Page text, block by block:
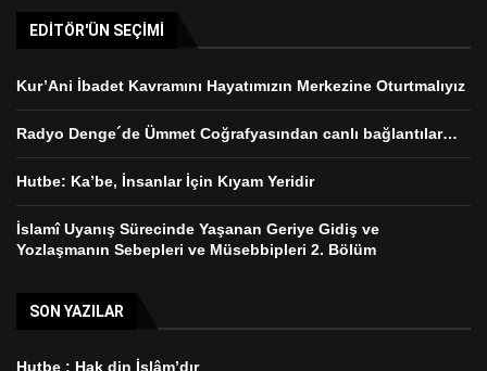
EDITÖR'ÜN SEÇIMI
Kur’Ani İbadet Kavramını Hayatımızın Merkezine Oturtmalıyız
Radyo Denge´de Ümmet Coğrafyasından canlı bağlantılar…
Hutbe: Ka’be, İnsanlar İçin Kıyam Yeridir
İslamî Uyanış Sürecinde Yaşanan Geriye Gidiş ve
Yozlaşmanın Sebepleri ve Müsebbipleri 2. Bölüm
SON YAZILAR
Hutbe : Hak din İslâm’dır